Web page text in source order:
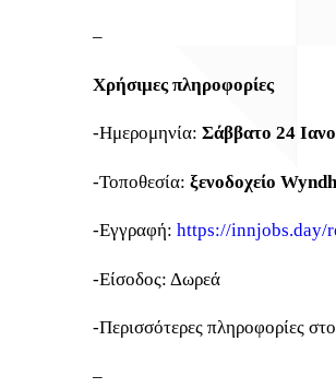
–
Χρήσιμες πληροφορίες
-Ημερομηνία:Σάββατο 24
-Τοποθεσία:ξενοδοχείο
-Εγγραφή:https://innjobs.day/
-Είσοδος: Δωρεά
-Περισσότερες πληροφορίες
–